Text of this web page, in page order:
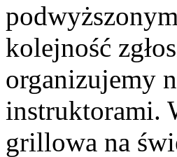
kolejność
organizujemy
instruktorami.
grillowa na